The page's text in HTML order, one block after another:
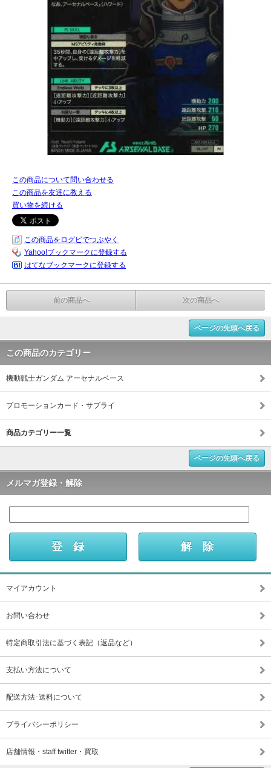
この商品について問い合わせる
この商品を友達に教える
買い物を続ける
この商品をログピでつぶやく
Yahoo!ブックマークに登録する
はてなブックマークに登録する
前の商品へ 次の商品へ
ページの先頭へ戻る
この商品のカテゴリー
機動戦士ガンダム アーセナルベース
プロモーションカード・サプライ
商品カテゴリー一覧
ページの先頭へ戻る
メルマガ登録・解除
マイアカウント
お問い合わせ
特定商取引法に基づく表記（返品など）
支払い方法について
配送方法･送料について
プライバシーポリシー
店舗情報・staff twitter・買取